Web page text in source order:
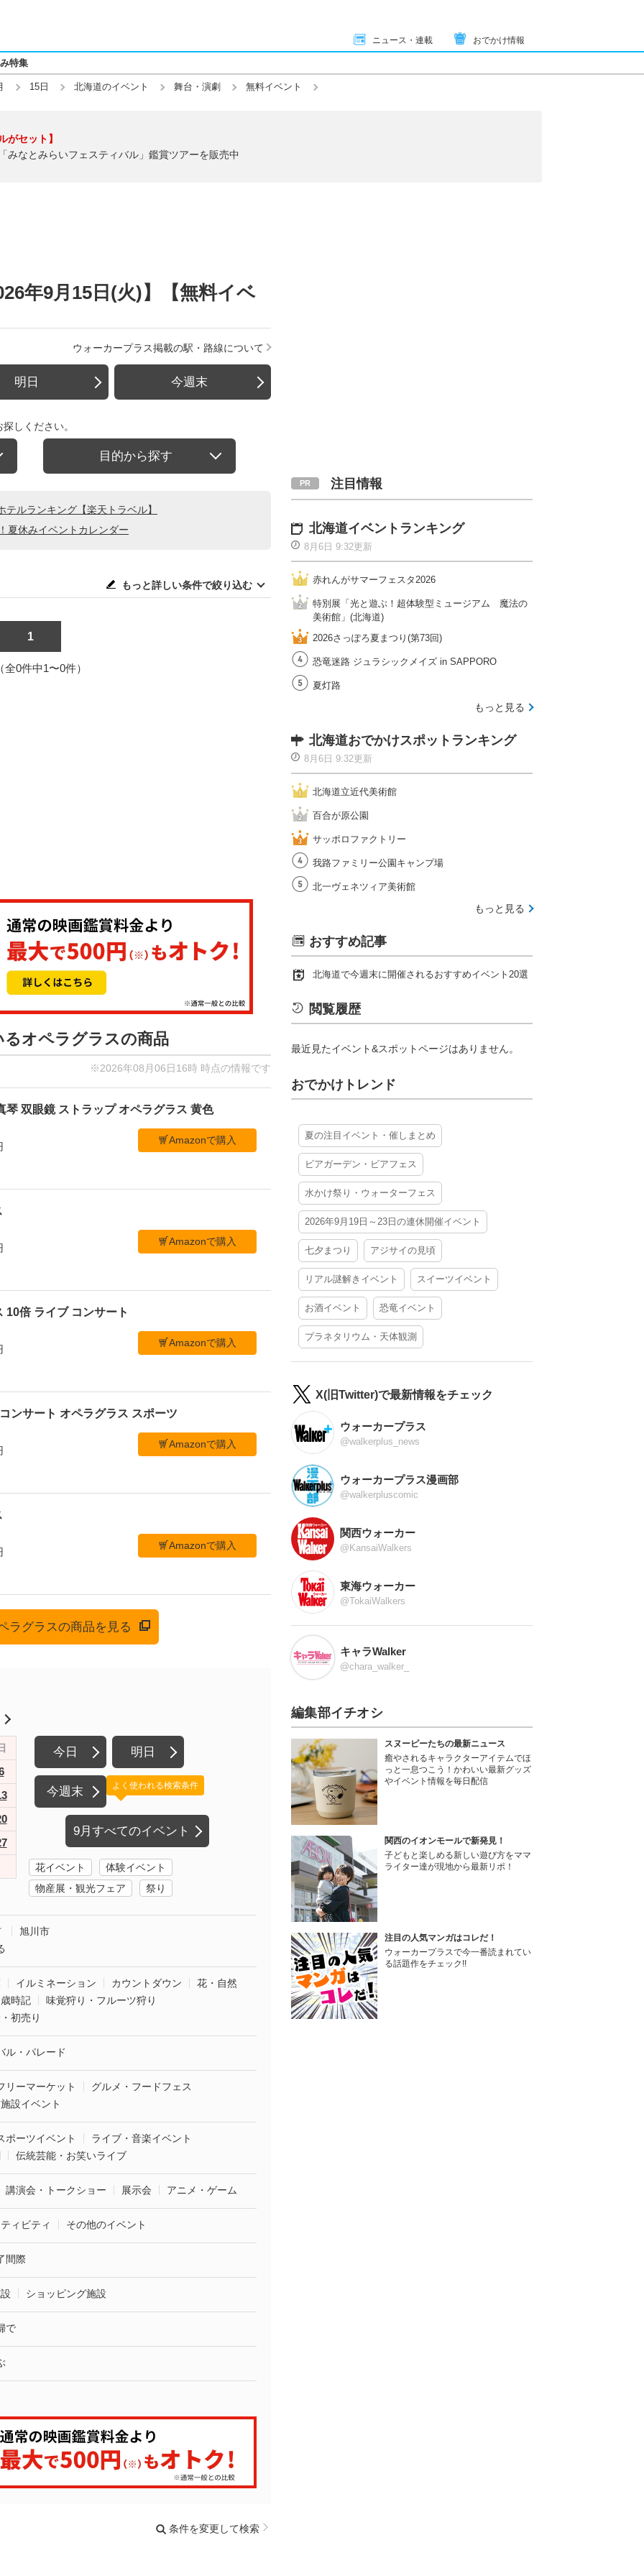
ニュース・連載 おでかけ情報
特集
15日 北海道のイベント 舞台・演劇 無料イベント
がセット】
みなとみらいフェスティバル」鑑賞ツアーを販売中
年9月15日(火)】【無料イベ
ウォーカープラス掲載の駅・路線について
明日 今週末
しください。
目的から探す
ルランキング【楽天トラベル】
夏休みイベントカレンダー
もっと詳しい条件で絞り込む
1
全0件中1〜0件）
オペラグラスの商品
※2026年08月06日16時 時点の情報です
琴 双眼鏡 ストラップ オペラグラス 黄色
Amazonで購入
Amazonで購入
10倍 ライブ コンサート
Amazonで購入
ンサート オペラグラス スポーツ
Amazonで購入
Amazonで購入
ラグラスの商品を見る
今日 明日
今週末
9月すべてのイベント
よく使われる検索条件
花イベント
体験イベント
物産展・観光フェア
祭り
旭川市
イルミネーション カウントダウン
花・自然
時記
味覚狩り・フルーツ狩り
初売り
ル・パレード
リーマーケット
グルメ・フードフェス
設イベント
ポーツイベント
ライブ・音楽イベント
伝統芸能・お笑いライブ
講演会・トークショー 展示会 アニメ・ゲーム
ィビティ その他のイベント
間際
ショッピング施設
で
条件を変更して検索
注目情報
北海道イベントランキング
8月6日 9:32更新
赤れんがサマーフェスタ2026
特別展「光と遊ぶ！超体験型ミュージアム 魔法の
美術館」(北海道)
2026さっぽろ夏まつり(第73回)
恐竜迷路 ジュラシックメイズ in SAPPORO
夏灯路
もっと見る
北海道おでかけスポットランキング
8月6日 9:32更新
北海道立近代美術館
百合が原公園
サッポロファクトリー
我路ファミリー公園キャンプ場
北一ヴェネツィア美術館
もっと見る
おすすめ記事
北海道で今週末に開催されるおすすめイベント20選
閲覧履歴
最近見たイベント&スポットページはありません。
おでかけトレンド
夏の注目イベント・催しまとめ
ビアガーデン・ビアフェス
水かけ祭り・ウォーターフェス
2026年9月19日～23日の連休開催イベント
七夕まつり アジサイの見頃
リアル謎解きイベント スイーツイベント
お酒イベント 恐竜イベント
プラネタリウム・天体観測
X(旧Twitter)で最新情報をチェック
ウォーカープラス
@walkerplus_news
ウォーカープラス漫画部
@walkerpluscomic
関西ウォーカー
@KansaiWalkers
東海ウォーカー
@TokaiWalkers
キャラWalker
@chara_walker_
編集部イチオシ
スヌーピーたちの最新ニュース
癒やされるキャラクターアイテムでほ
っと一息つこう！かわいい最新グッズ
やイベント情報を毎日配信
関西のイオンモールで新発見！
子どもと楽しめる新しい遊び方をママ
ライター達が現地から最新リポ！
注目の人気マンガはコレだ！
ウォーカープラスで今一番読まれてい
る話題作をチェック!!